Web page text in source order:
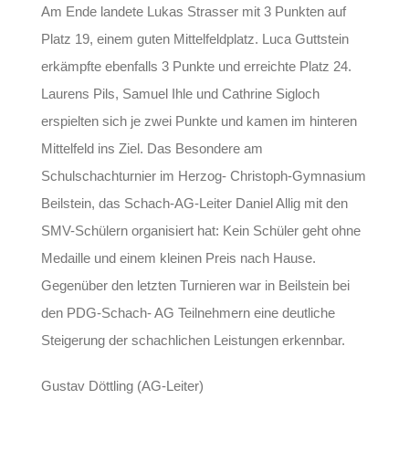
Am Ende landete Lukas Strasser mit 3 Punkten auf
Platz 19, einem guten Mittelfeldplatz. Luca Guttstein
erkämpfte ebenfalls 3 Punkte und erreichte Platz 24.
Laurens Pils, Samuel Ihle und Cathrine Sigloch
erspielten sich je zwei Punkte und kamen im hinteren
Mittelfeld ins Ziel. Das Besondere am
Schulschachturnier im Herzog- Christoph-Gymnasium
Beilstein, das Schach-AG-Leiter Daniel Allig mit den
SMV-Schülern organisiert hat: Kein Schüler geht ohne
Medaille und einem kleinen Preis nach Hause.
Gegenüber den letzten Turnieren war in Beilstein bei
den PDG-Schach- AG Teilnehmern eine deutliche
Steigerung der schachlichen Leistungen erkennbar.
Gustav Döttling (AG-Leiter)